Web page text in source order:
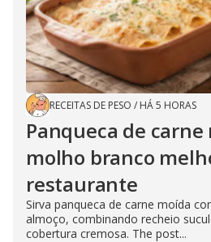
RECEITAS DE PESO / HÁ 5 HORAS
Panqueca de
molho branco
restaurante
Sirva panqueca de carne moída
almoço, combinando recheio
cobertura cremosa. The post...